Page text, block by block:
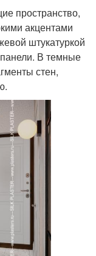
пространство,
акцентами
штукатуркой
В темные
стен,